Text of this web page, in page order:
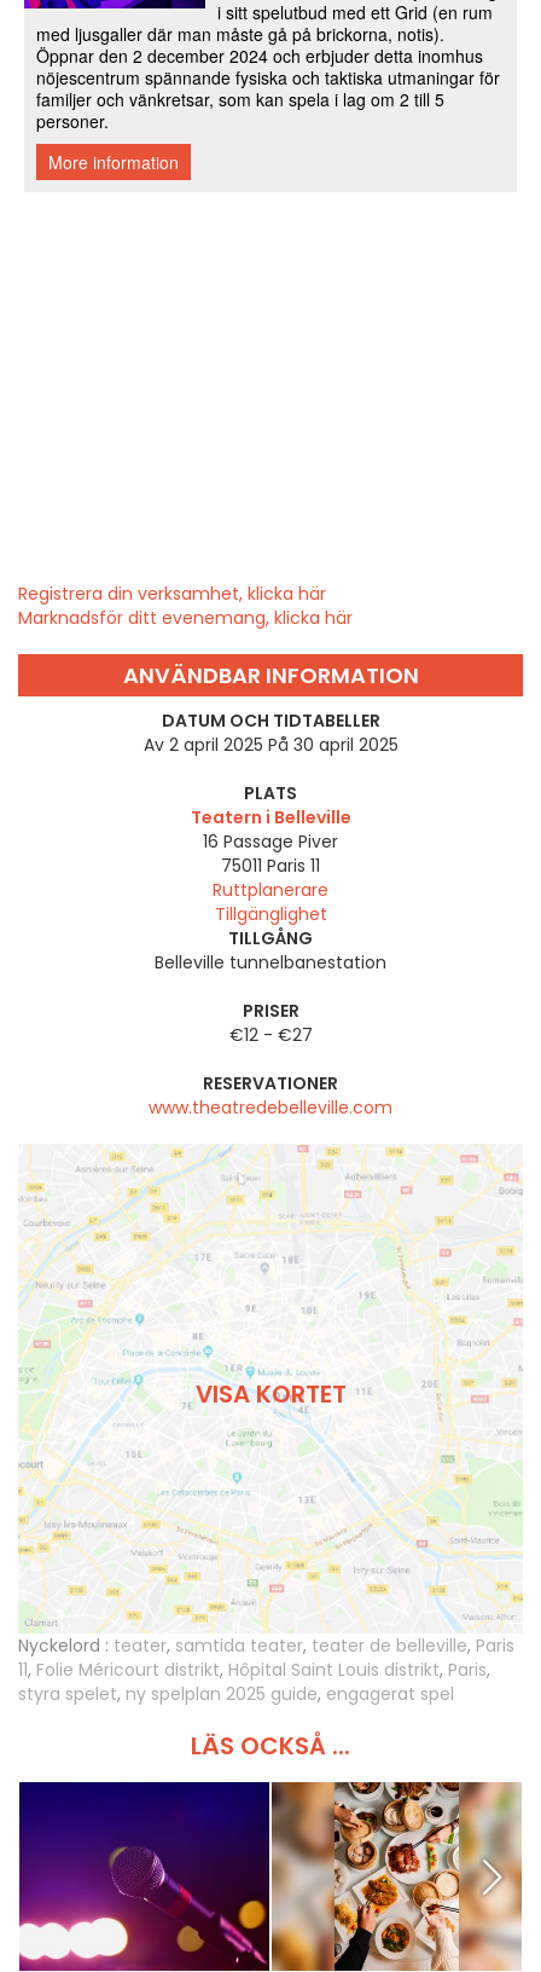
Registrera din verksamhet, klicka här
Marknadsför ditt evenemang, klicka här
ANVÄNDBAR INFORMATION
DATUM OCH TIDTABELLER
Av 2 april 2025 På 30 april 2025
PLATS
Teatern i Belleville
16 Passage Piver
75011 Paris 11
Ruttplanerare
Tillgänglighet
TILLGÅNG
Belleville tunnelbanestation
PRISER
€12 - €27
RESERVATIONER
www.theatredebelleville.com
VISA KORTET
Nyckelord : teater, samtida teater, teater de belleville, Paris
11, Folie Méricourt distrikt, Hôpital Saint Louis distrikt, Paris,
styra spelet, ny spelplan 2025 guide, engagerat spel
LÄS OCKSÅ ...